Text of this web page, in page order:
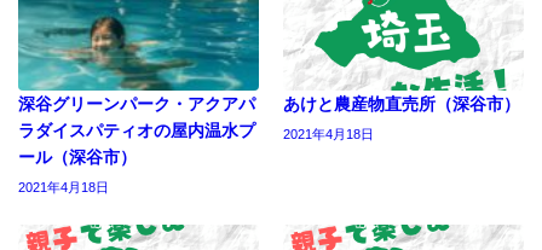
深谷グリーンパーク・アクアパ
ラダイスパティオの屋内温水プ
ール（深谷市）
2021年4月18日
あけと農産物直売所（深谷市）
2021年4月18日